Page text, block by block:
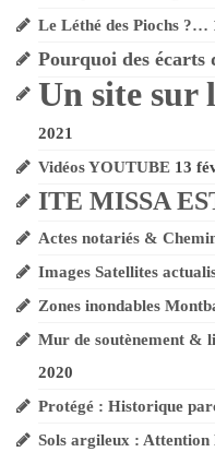
Me contacter !
Le Léthé des Piochs ?…
Pourquoi des écarts
Un site sur
2021
Vidéos YOUTUBE 13
ITE MISSA
Actes notariés &
Images Satellites
Zones inondables
Mur de soutènement &
2020
Protégé : Historique
Sols argileux : Attention